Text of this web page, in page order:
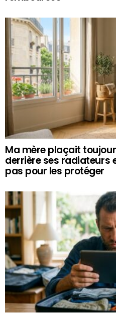
Ma mère plaçait
derrière ses radiateurs
pas pour les protéger